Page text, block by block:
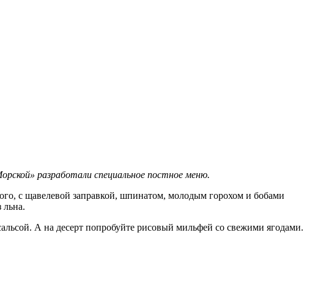
разработали специальное постное меню.
с щавелевой заправкой, шпинатом, молодым горохом и бобами
льна.
А на десерт попробуйте рисовый мильфей со свежими ягодами.